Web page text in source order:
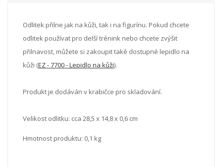
Odlitek přilne jak na kůži, tak i na figurínu. Pokud chcete
odlitek používat pro delší trénink nebo chcete zvýšit
přilnavost, můžete si zakoupit také dostupné lepidlo na
kůži (EZ - 7700 - Lepidlo na kůži).
Produkt je dodáván v krabičce pro skladování.
Velikost odlitku: cca 28,5 x 14,8 x 0,6 cm
Hmotnost produktu: 0,1 kg